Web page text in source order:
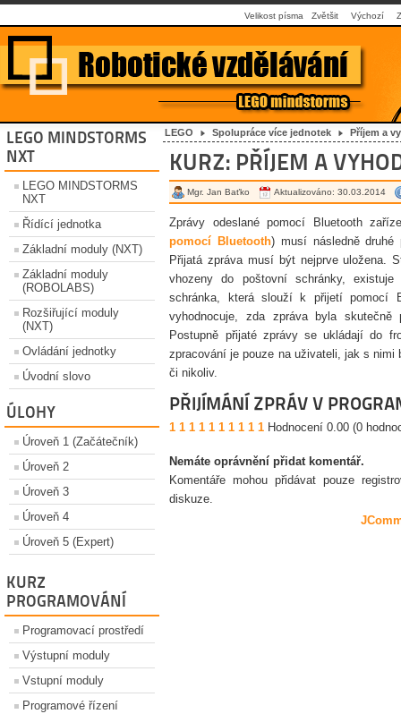
Velikost písma Zvětšit Výchozí
LEGO MINDSTORMS
NXT
LEGO MINDSTORMS
NXT
Řídící jednotka
Základní moduly (NXT)
Základní moduly
(ROBOLABS)
Rozšiřující moduly
(NXT)
Ovládání jednotky
Úvodní slovo
ÚLOHY
Úroveň 1 (Začátečník)
Úroveň 2
Úroveň 3
Úroveň 4
Úroveň 5 (Expert)
KURZ
PROGRAMOVÁNÍ
Programovací prostředí
Výstupní moduly
Vstupní moduly
Programové řízení
LEGO Spolupráce více jednotek Příjem a
KURZ: PŘÍJEM A
Mgr. Jan Baťko Aktualizováno: 30.03.2014
Zprávy odeslané pomocí Bluetooth
pomocí Bluetooth) musí následně druhé
Přijatá zpráva musí být nejprve uložena.
vhozeny do poštovní schránky,
schránka, která slouží k přijetí pomocí
vyhodnocuje, zda zpráva byla
Postupně přijaté zprávy se ukládají do
zpracování je pouze na uživateli, jak s nimi
či nikoliv.
PŘIJÍMÁNÍ ZPRÁV V
1 1 1 1 1 1 1 1 1 1 Hodnocení 0.00 (0
Nemáte oprávnění přidat komentář.
Komentáře mohou přidávat pouze
diskuze.